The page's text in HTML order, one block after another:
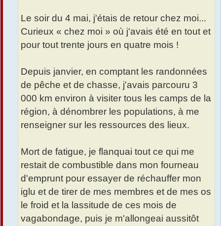
Le soir du 4 mai, j'étais de retour chez moi...
Curieux « chez moi » où j'avais été en tout et
pour tout trente jours en quatre mois !
Depuis janvier, en comptant les randonnées
de pêche et de chasse, j'avais parcouru 3
000 km environ à visiter tous les camps de la
région, à dénombrer les populations, à me
renseigner sur les ressources des lieux.
Mort de fatigue, je flanquai tout ce qui me
restait de combustible dans mon fourneau
d'emprunt pour essayer de réchauffer mon
iglu et de tirer de mes membres et de mes os
le froid et la lassitude de ces mois de
vagabondage, puis je m'allongeai aussitôt